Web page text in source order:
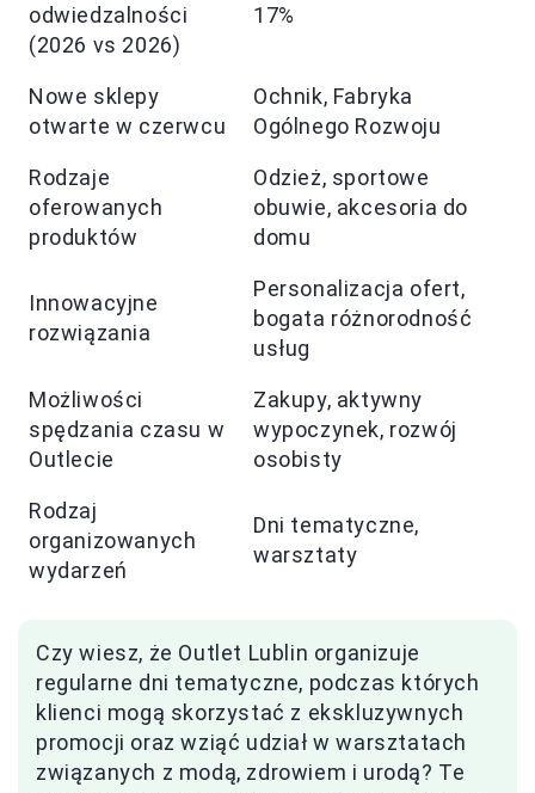
odwiedzalności
(2026 vs 2026)
17%
Nowe sklepy
otwarte w czerwcu
Ochnik, Fabryka
Ogólnego Rozwoju
Rodzaje
oferowanych
produktów
Odzież, sportowe
obuwie, akcesoria do
domu
Innowacyjne
rozwiązania
Personalizacja ofert,
bogata różnorodność
usług
Możliwości
spędzania czasu w
Outlecie
Zakupy, aktywny
wypoczynek, rozwój
osobisty
Rodzaj
organizowanych
wydarzeń
Dni tematyczne,
warsztaty
Czy wiesz, że Outlet Lublin organizuje
regularne dni tematyczne, podczas których
klienci mogą skorzystać z ekskluzywnych
promocji oraz wziąć udział w warsztatach
związanych z modą, zdrowiem i urodą? Te